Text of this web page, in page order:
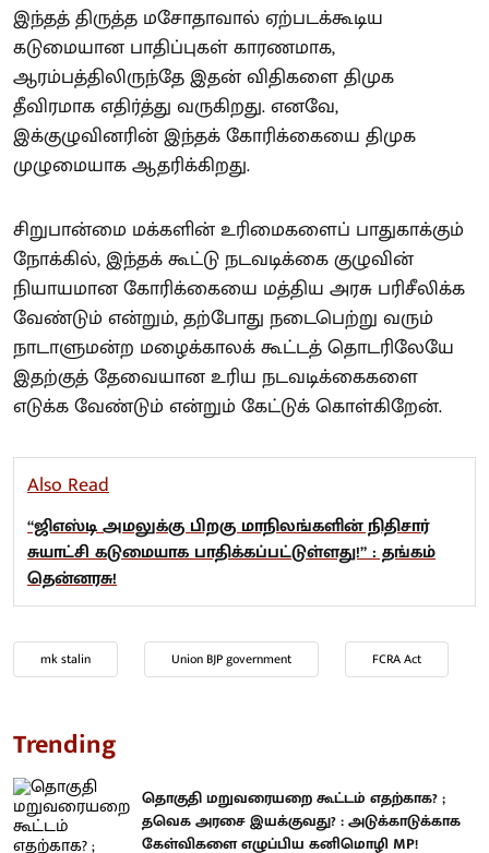
இந்தத் திருத்த மசோதாவால் ஏற்படக்கூடிய
கடுமையான பாதிப்புகள் காரணமாக,
ஆரம்பத்திலிருந்தே இதன் விதிகளை திமுக
தீவிரமாக எதிர்த்து வருகிறது. எனவே,
இக்குழுவினரின் இந்தக் கோரிக்கையை திமுக
முழுமையாக ஆதரிக்கிறது.
சிறுபான்மை மக்களின் உரிமைகளைப் பாதுகாக்கும்
நோக்கில், இந்தக் கூட்டு நடவடிக்கை குழுவின்
நியாயமான கோரிக்கையை மத்திய அரசு பரிசீலிக்க
வேண்டும் என்றும், தற்போது நடைபெற்று வரும்
நாடாளுமன்ற மழைக்காலக் கூட்டத் தொடரிலேயே
இதற்குத் தேவையான உரிய நடவடிக்கைகளை
எடுக்க வேண்டும் என்றும் கேட்டுக் கொள்கிறேன்.
Also Read
“ஜிஎஸ்டி அமலுக்கு பிறகு மாநிலங்களின் நிதிசார்
சுயாட்சி கடுமையாக பாதிக்கப்பட்டுள்ளது!” : தங்கம்
தென்னரசு!
mk stalin Union BJP government FCRA Act
Trending
தொகுதி மறுவரையறை கூட்டம் எதற்காக? ;
தவெக அரசை இயக்குவது? : அடுக்காடுக்காக
கேள்விகளை எழுப்பிய கனிமொழி MP!